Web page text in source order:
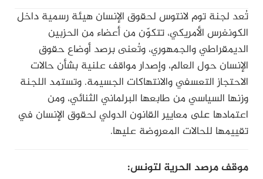
تُعد لجنة توم لانتوس لحقوق الإنسان هيئة رسمية داخل
الكونغرس الأمريكي، تتكوّن من أعضاء من الحزبين
الديمقراطي والجمهوري، وتُعنى برصد أوضاع حقوق
الإنسان حول العالم، وإصدار مواقف علنية بشأن حالات
الاحتجاز التعسفي والانتهاكات الجسيمة. وتستمد اللجنة
وزنها السياسي من طابعها البرلماني الثنائي، ومن
اعتمادها على معايير القانون الدولي لحقوق الإنسان في
تقييمها للحالات المعروضة عليها.
موقف مرصد الحرية لتونس: